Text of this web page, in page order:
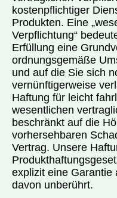
kostenpflichtiger
Produkten. Eine
Verpflichtung“
Erfüllung eine
ordnungsgemäße
und auf die Sie sich
vernünftigerweise
Haftung für leicht
wesentlichen
beschränkt auf die
vorhersehbaren
Vertrag. Unsere
explizit eine Garantie
davon unberührt.